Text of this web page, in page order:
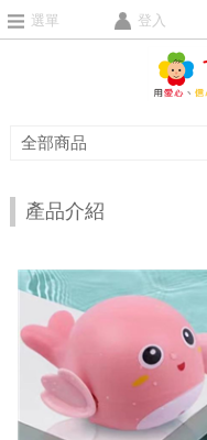
選單 登入
全部商品
產品介紹